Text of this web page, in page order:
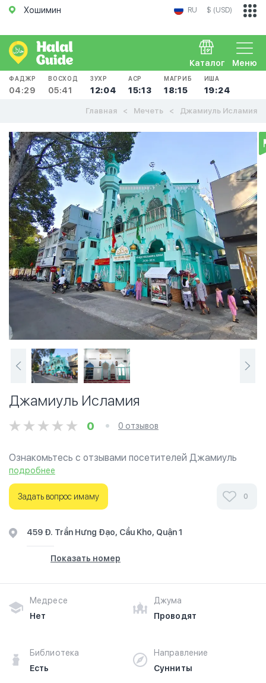
Хошимин RU $ (USD)
Меню
Каталог
ФАДЖР
04:29
ВОСХОД
05:41
ЗУХР
12:04
АСР
15:13
МАГРИБ
18:15
ИША
19:24
Главная Мечеть Джамиуль Исламия
Джамиуль Исламия
0 0 отзывов
Ознакомьтесь с отзывами посетителей Джамиуль
Исламия в г.Хошимин на фотографиях и узнайте о
часах работы. Ваше духовное путешествие начинается
здесь.
подробнее
Задать вопрос имаму 0
459 Đ. Trần Hưng Đạo, Cầu Kho, Quận 1
Показать номер
Медресе
Нет
Джума
Проводят
Библиотека
Есть
Направление
Сунниты